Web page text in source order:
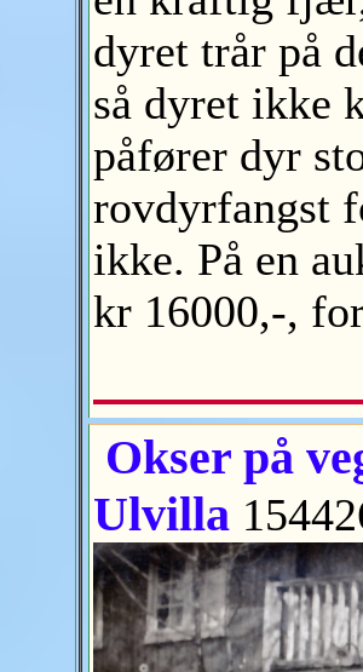
dyret trår på
så dyret ikke
påfører dyr
rovdyrfangst
ikke. På en
kr 16000,-,
Okser på
Ulvilla